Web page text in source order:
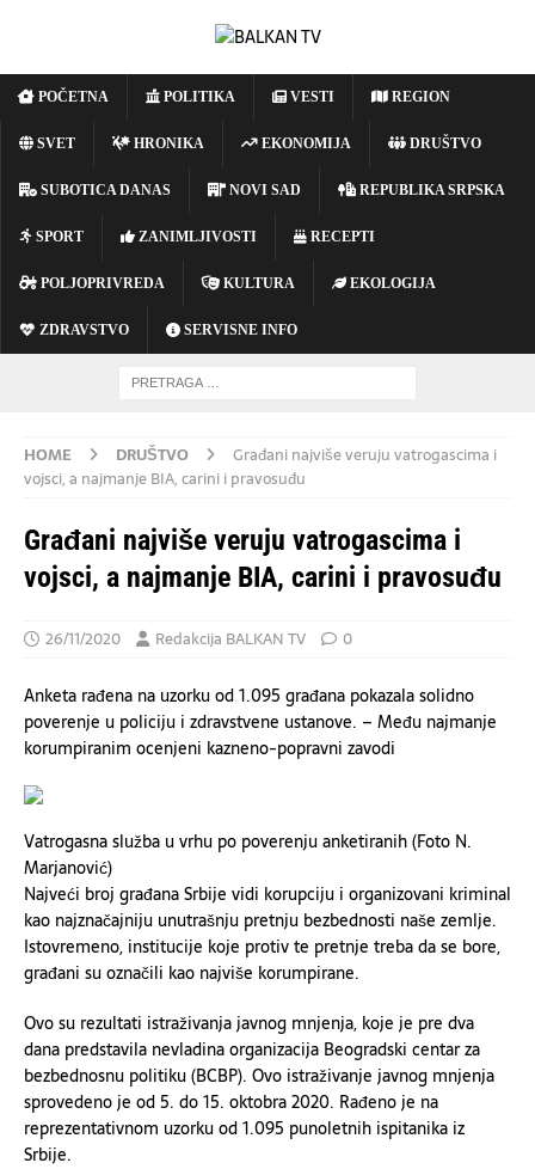
POČETNA POLITIKA VESTI REGION
SVET HRONIKA EKONOMIJA DRUŠTVO
SUBOTICA DANAS NOVI SAD REPUBLIKA SRPSKA
SPORT ZANIMLJIVOSTI RECEPTI
POLJOPRIVREDA KULTURA EKOLOGIJA
ZDRAVSTVO SERVISNE INFO
HOME DRUŠTVO
Građani najviše veruju vatrogascima i
vojsci, a najmanje BIA, carini i pravosuđu
Građani najviše veruju vatrogascima i
vojsci, a najmanje BIA, carini i pravosuđu
26/11/2020 Redakcija BALKAN TV 0
Anketa rađena na uzorku od 1.095 građana pokazala solidno
poverenje u policiju i zdravstvene ustanove. – Među najmanje
korumpiranim ocenjeni kazneno-popravni zavodi
Vatrogasna služba u vrhu po poverenju anketiranih (Foto N.
Marjanović)
Najveći broj građana Srbije vidi korupciju i organizovani kriminal
kao najznačajniju unutrašnju pretnju bezbednosti naše zemlje.
Istovremeno, institucije koje protiv te pretnje treba da se bore,
građani su označili kao najviše korumpirane.
Ovo su rezultati istraživanja javnog mnjenja, koje je pre dva
dana predstavila nevladina organizacija Beogradski centar za
bezbednosnu politiku (BCBP). Ovo istraživanje javnog mnjenja
sprovedeno je od 5. do 15. oktobra 2020. Rađeno je na
reprezentativnom uzorku od 1.095 punoletnih ispitanika iz
Srbije.